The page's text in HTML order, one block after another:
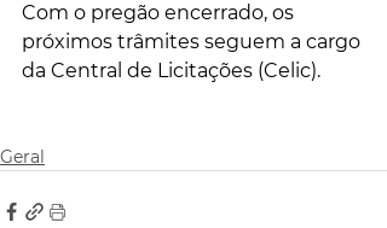
Com o pregão encerrado, os
próximos trâmites seguem a cargo
da Central de Licitações (Celic).
Geral